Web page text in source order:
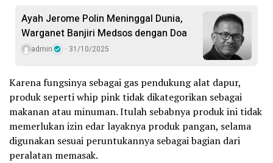
Ayah Jerome Polin Meninggal Dunia,
Warganet Banjiri Medsos dengan Doa
admin 31/10/2025
Karena fungsinya sebagai gas pendukung alat dapur,
produk seperti whip pink tidak dikategorikan sebagai
makanan atau minuman. Itulah sebabnya produk ini tidak
memerlukan izin edar layaknya produk pangan, selama
digunakan sesuai peruntukannya sebagai bagian dari
peralatan memasak.